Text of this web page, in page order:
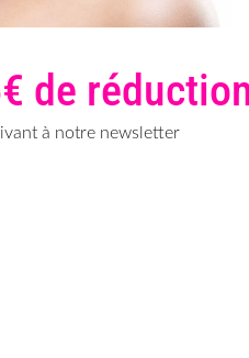
de
à notre newsletter